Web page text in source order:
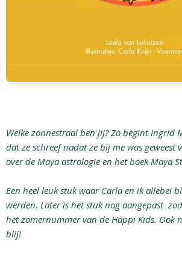
Welke zonnestraal ben jij? Zo begint Ingrid
dat ze schreef nadat ze bij me was geweest
over de Maya astrologie en het boek Maya
Een heel leuk stuk waar Carla en ik allebei
werden. Later is het stuk nog aangepast
het zomernummer van de Happi Kids. Ook
blij!